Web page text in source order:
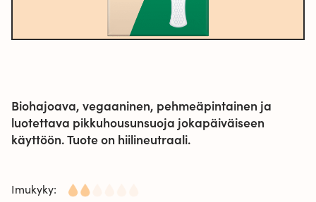
Biohajoava, vegaaninen, pehmeäpintainen ja
luotettava pikkuhousunsuoja jokapäiväiseen
käyttöön. Tuote on hiilineutraali.
Imukyky: